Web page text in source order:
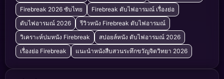
Firebreak 2026 ซับไทย
Firebreak ดับไฟอารมณ์ เรื่องย่อ
ดับไฟอารมณ์ 2026
รีวิวหนัง Firebreak ดับไฟอารมณ์
วิเคราะห์ปมหนัง Firebreak
สปอยล์หนัง ดับไฟอารมณ์ 2026
เรื่องย่อ Firebreak
แนะนำหนังสืบสวนระทึกขวัญจิตวิทยา 2026